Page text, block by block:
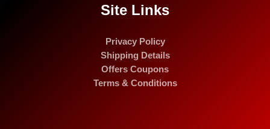
Site Links
Privacy Policy
Shipping Details
Offers Coupons
Terms & Conditions